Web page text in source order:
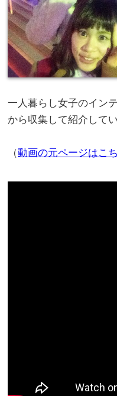
一人暮らし女子のイン
から収集して紹介してい
（動画の元ページはこ